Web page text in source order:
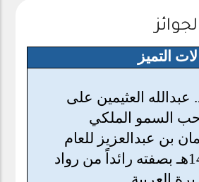
التميز
العثيمين على
السمو الملكي
بن عبدالعزيز للعام
1426-1427هـ بصفته رائداً من رواد